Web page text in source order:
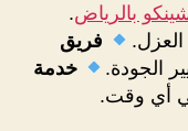
بالرياض.
فريق
الجودة.
خدمة
في أي وقت.